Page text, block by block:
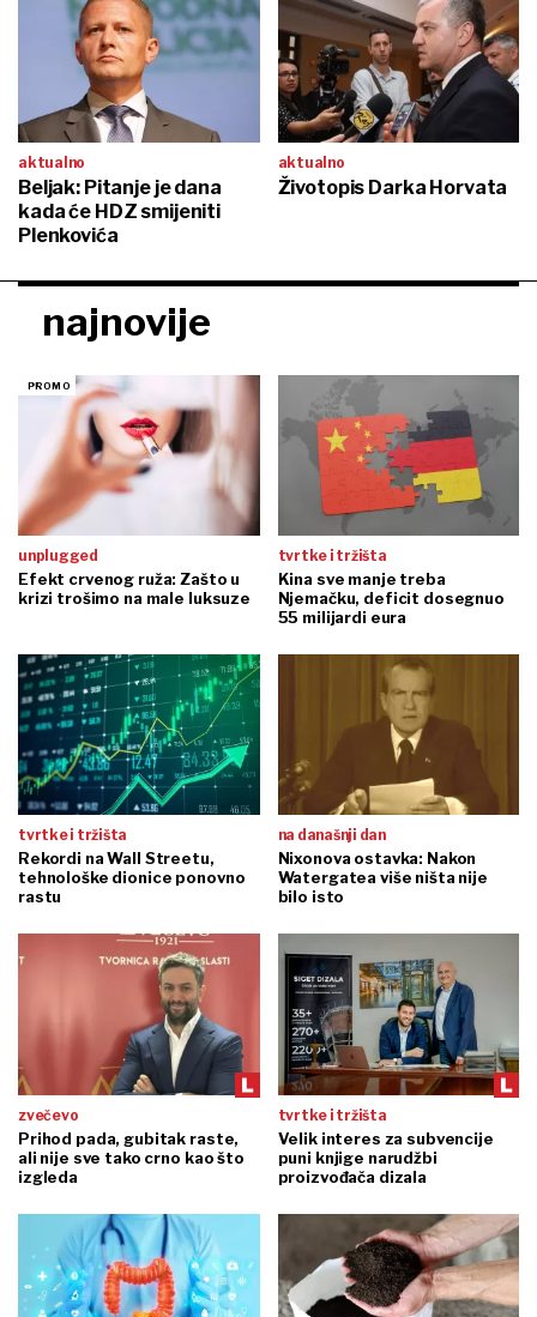
aktualno
Beljak: Pitanje je dana
kada će HDZ smijeniti
Plenkovića
aktualno
Životopis Darka Horvata
najnovije
unplugged
Efekt crvenog ruža: Zašto u
krizi trošimo na male luksuze
tvrtke i tržišta
Kina sve manje treba
Njemačku, deficit dosegnuo
55 milijardi eura
tvrtke i tržišta
Rekordi na Wall Streetu,
tehnološke dionice ponovno
rastu
na današnji dan
Nixonova ostavka: Nakon
Watergatea više ništa nije
bilo isto
zvečevo
Prihod pada, gubitak raste,
ali nije sve tako crno kao što
izgleda
tvrtke i tržišta
Velik interes za subvencije
puni knjige narudžbi
proizvođača dizala